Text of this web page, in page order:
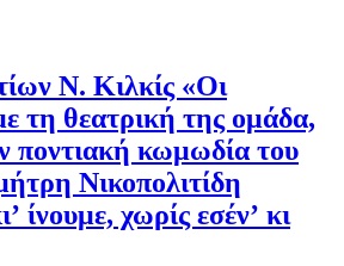
Ν. Κιλκίς «Οι
τη θεατρική της ομάδα,
ποντιακή κωμωδία του
Νικοπολιτίδη
ίνουμε, χωρίς εσέν’ κι